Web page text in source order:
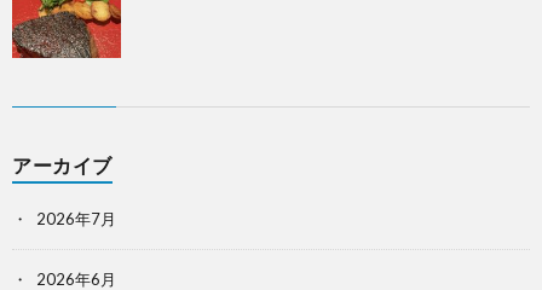
アーカイブ
2026年7月
2026年6月